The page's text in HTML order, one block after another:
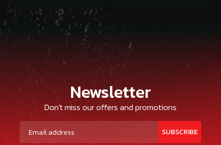
Newsletter
Don't miss our offers and promotions